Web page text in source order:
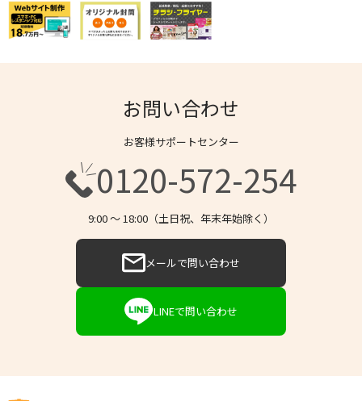
お問い合わせ
お客様サポートセンター
0120-572-254
9:00 〜 18:00（土日祝、年末年始除く）
メールで問い合わせ
LINEで問い合わせ